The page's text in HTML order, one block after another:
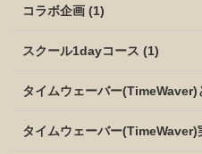
コラボ企画 (1)
スクール1dayコース (1)
タイムウェーバー(TimeWaver)
タイムウェーバー(TimeWaver)